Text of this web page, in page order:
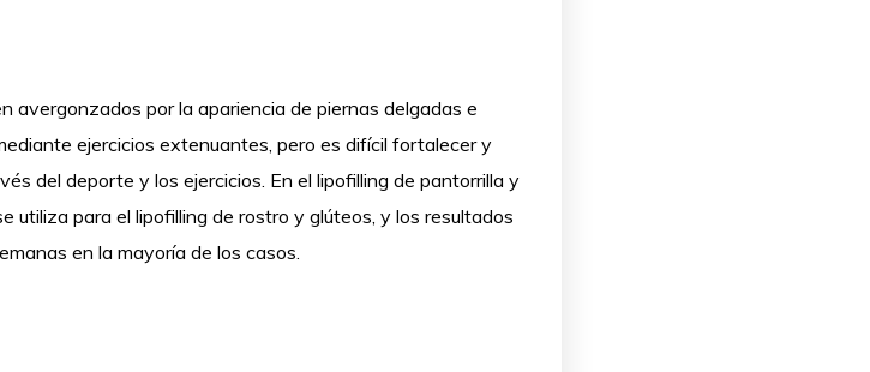
avergonzados por la apariencia de piernas delgadas e
ejercicios extenuantes, pero es difícil fortalecer y
del deporte y los ejercicios. En el lipofilling de pantorrilla y
utiliza para el lipofilling de rostro y glúteos, y los resultados
en la mayoría de los casos.